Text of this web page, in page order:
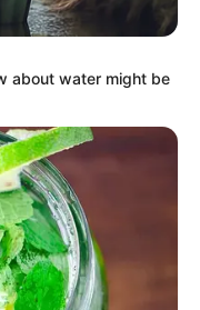
about water might be